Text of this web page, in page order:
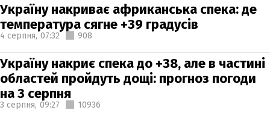
Україну накриває африканська спека: де
температура сягне +39 градусів
4 серпня, 07:32 908
Україну накриє спека до +38, але в частині
областей пройдуть дощі: прогноз погоди
на 3 серпня
3 серпня, 09:27 10936